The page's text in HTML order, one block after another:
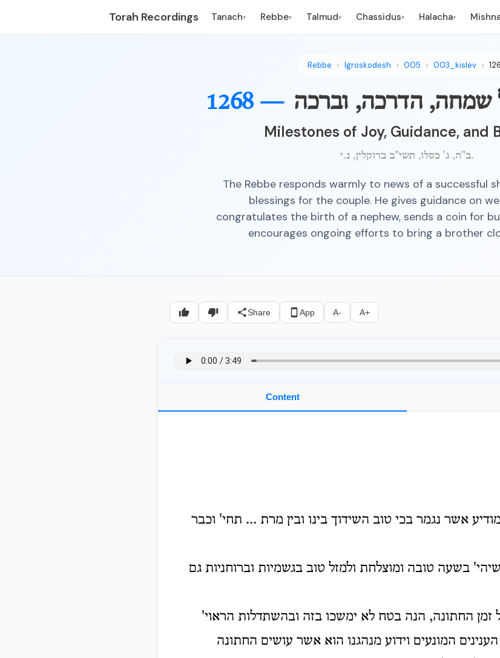
Torah Recordings Tanach▾ Rebbe▾ Talmud▾ Chassidus▾ Halacha▾
Rebbe Igroskodesh 005 003_kislev
1268 — שמחה, הדרכה, וברכה
Milestones of Joy, Guidance, and
ב"ה, ג' כסלו, תשי"ב ברוקלין, נ.י.
The Rebbe responds warmly to news of a successful
blessings for the couple. He gives guidance on
congratulates the birth of a nephew, sends a coin for
encourages ongoing efforts to bring a brother
Share App A- A+
Content
אשר נגמר בכי טוב השידוך בינו ובין מרת ... תחי' וכבר
בשעה טובה ומוצלחת ולמזל טוב בגשמיות וברוחניות גם
זמן החתונה, הנה בטח לא ימשכו בזה ובהשתדלות הראוי'
המונעים וידוע מנהגנו הוא אשר עושים החתונה